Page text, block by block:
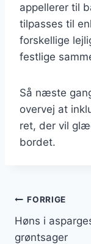
appellerer til
tilpasses til
forskellige
festlige
Så næste
overvej at
ret, der vil
bordet.
FORRIGE
Høns i
grøntsager